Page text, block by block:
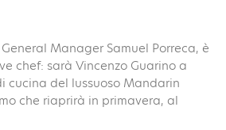
Manager Samuel Porreca, è
chef: sarà Vincenzo Guarino a
cucina del lussuoso Mandarin
che riaprirà in primavera, al